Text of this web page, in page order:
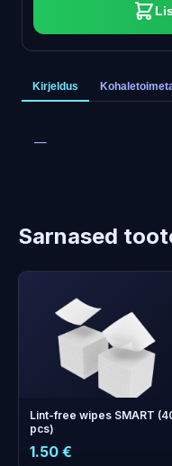
Kirjeldus
—
Sarnased
Lint-free wipes SMART
pcs)
1.50 €